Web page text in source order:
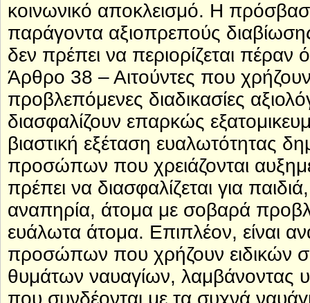
κοινωνικό αποκλεισμό. Η
παράγοντα αξιοπρεπούς
δεν πρέπει να περιορίζεται
Άρθρο 38 – Αιτούντες που
προβλεπόμενες διαδικασίες
διασφαλίζουν επαρκώς
βιαστική εξέταση ευαλωτότητας
προσώπων που χρειάζονται
πρέπει να διασφαλίζεται για
αναπηρία, άτομα με σοβαρά
ευάλωτα άτομα. Επιπλέον, είναι
προσώπων που χρήζουν ειδικών
θυμάτων ναυαγίων, λαμβάνοντας
που συνδέονται με τα συχνά